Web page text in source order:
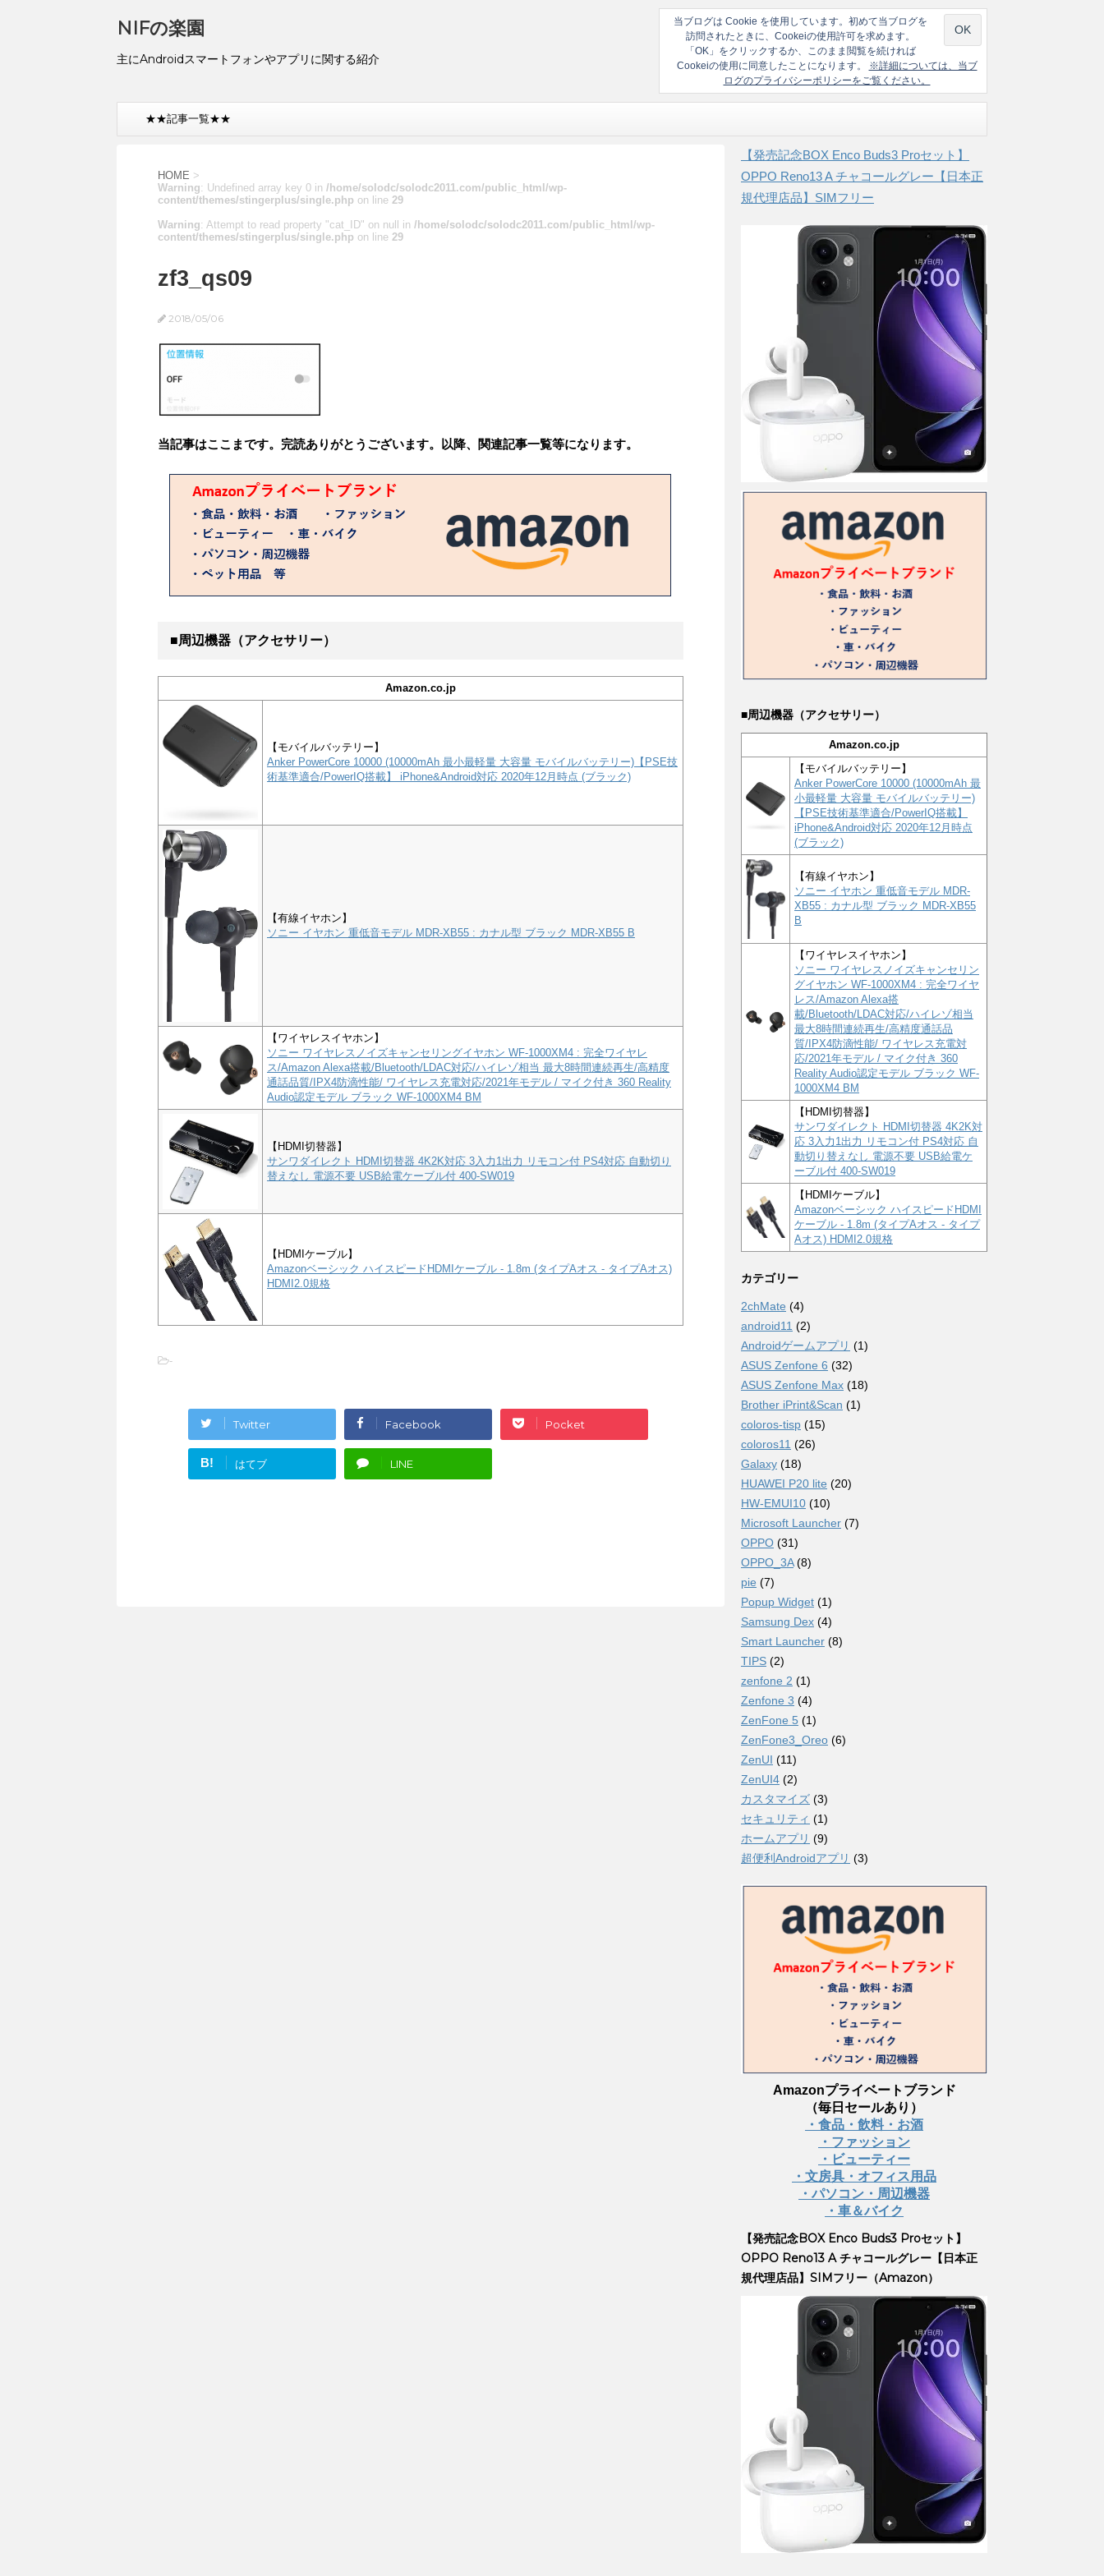
NIFの楽園
主にAndroidスマートフォンやアプリに関する紹介
当ブログは Cookie を使用しています。初めて当ブログを
訪問されたときに、Cookeiの使用許可を求めます。
「OK」をクリックするか、このまま閲覧を続ければ
Cookeiの使用に同意したことになります。
※詳細については、当ブ
ログのプライバシーポリシーをご覧ください。
★★記事一覧★★
HOME >
Warning: Undefined array key 0 in /home/solodc/solodc2011.com/public_html/wp-
content/themes/stingerplus/single.php on line 29
Warning: Attempt to read property "cat_ID" on null in /home/solodc/solodc2011.com/public_html/wp-
content/themes/stingerplus/single.php on line 29
zf3_qs09
2018/05/06
当記事はここまです。完読ありがとうございます。以降、関連記事一覧等になります。
■周辺機器（アクセサリー）
Amazon.co.jp
【モバイルバッテリー】
Anker PowerCore 10000 (10000mAh 最小最軽量 大容量 モバイルバッテリー)【PSE技
術基準適合/PowerIQ搭載】 iPhone&Android対応 2020年12月時点 (ブラック)
【有線イヤホン】
ソニー イヤホン 重低音モデル MDR-XB55 : カナル型 ブラック MDR-XB55 B
【ワイヤレスイヤホン】
ソニー ワイヤレスノイズキャンセリングイヤホン WF-1000XM4 : 完全ワイヤレ
ス/Amazon Alexa搭載/Bluetooth/LDAC対応/ハイレゾ相当 最大8時間連続再生/高精度
通話品質/IPX4防滴性能/ ワイヤレス充電対応/2021年モデル / マイク付き 360 Reality
Audio認定モデル ブラック WF-1000XM4 BM
【HDMI切替器】
サンワダイレクト HDMI切替器 4K2K対応 3入力1出力 リモコン付 PS4対応 自動切り
替えなし 電源不要 USB給電ケーブル付 400-SW019
【HDMIケーブル】
Amazonベーシック ハイスピードHDMIケーブル - 1.8m (タイプAオス - タイプAオス)
HDMI2.0規格
-
Twitter Facebook Pocket
B! はてブ LINE
【発売記念BOX Enco Buds3 Proセット】
OPPO Reno13 A チャコールグレー【日本正
規代理店品】SIMフリー
■周辺機器（アクセサリー）
Amazon.co.jp
【モバイルバッテリー】
Anker PowerCore 10000 (10000mAh 最
小最軽量 大容量 モバイルバッテリー)
【PSE技術基準適合/PowerIQ搭載】
iPhone&Android対応 2020年12月時点
(ブラック)
【有線イヤホン】
ソニー イヤホン 重低音モデル MDR-
XB55 : カナル型 ブラック MDR-XB55
B
【ワイヤレスイヤホン】
ソニー ワイヤレスノイズキャンセリン
グイヤホン WF-1000XM4 : 完全ワイヤ
レス/Amazon Alexa搭
載/Bluetooth/LDAC対応/ハイレゾ相当
最大8時間連続再生/高精度通話品
質/IPX4防滴性能/ ワイヤレス充電対
応/2021年モデル / マイク付き 360
Reality Audio認定モデル ブラック WF-
1000XM4 BM
【HDMI切替器】
サンワダイレクト HDMI切替器 4K2K対
応 3入力1出力 リモコン付 PS4対応 自
動切り替えなし 電源不要 USB給電ケ
ーブル付 400-SW019
【HDMIケーブル】
Amazonベーシック ハイスピードHDMI
ケーブル - 1.8m (タイプAオス - タイプ
Aオス) HDMI2.0規格
カテゴリー
2chMate (4)
android11 (2)
Androidゲームアプリ (1)
ASUS Zenfone 6 (32)
ASUS Zenfone Max (18)
Brother iPrint&Scan (1)
coloros-tisp (15)
coloros11 (26)
Galaxy (18)
HUAWEI P20 lite (20)
HW-EMUI10 (10)
Microsoft Launcher (7)
OPPO (31)
OPPO_3A(8)
pie (7)
Popup Widget (1)
Samsung Dex (4)
Smart Launcher (8)
TIPS (2)
zenfone 2 (1)
Zenfone 3 (4)
ZenFone 5 (1)
ZenFone3_Oreo (6)
ZenUI (11)
ZenUI4 (2)
カスタマイズ (3)
セキュリティ (1)
ホームアプリ (9)
超便利Androidアプリ (3)
Amazonプライベートブランド
（毎日セールあり）
・食品・飲料・お酒
・ファッション
・ビューティー
・文房具・オフィス用品
・パソコン・周辺機器
・車＆バイク
【発売記念BOX Enco Buds3 Proセット】
OPPO Reno13 A チャコールグレー【日本正
規代理店品】SIMフリー（Amazon）